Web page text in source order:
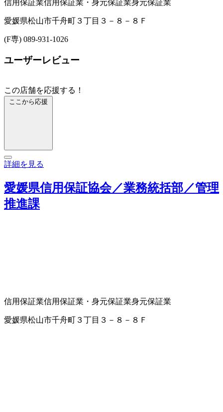
信用保証業信用保証業・身元保証業身元保証業
愛媛県松山市千舟町３丁目３－８－８Ｆ
(F専) 089-931-1026
ユーザーレビュー
この店舗を応援する！
ここから応援
詳細を見る
愛媛県信用保証協会／業務統括部／管理
推進課
信用保証業信用保証業・身元保証業身元保証業
愛媛県松山市千舟町３丁目３－８－８Ｆ